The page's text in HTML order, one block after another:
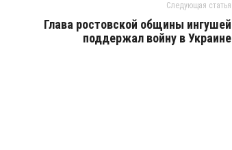
Следующая статья
Глава ростовской общины ингушей
поддержал войну в Украине